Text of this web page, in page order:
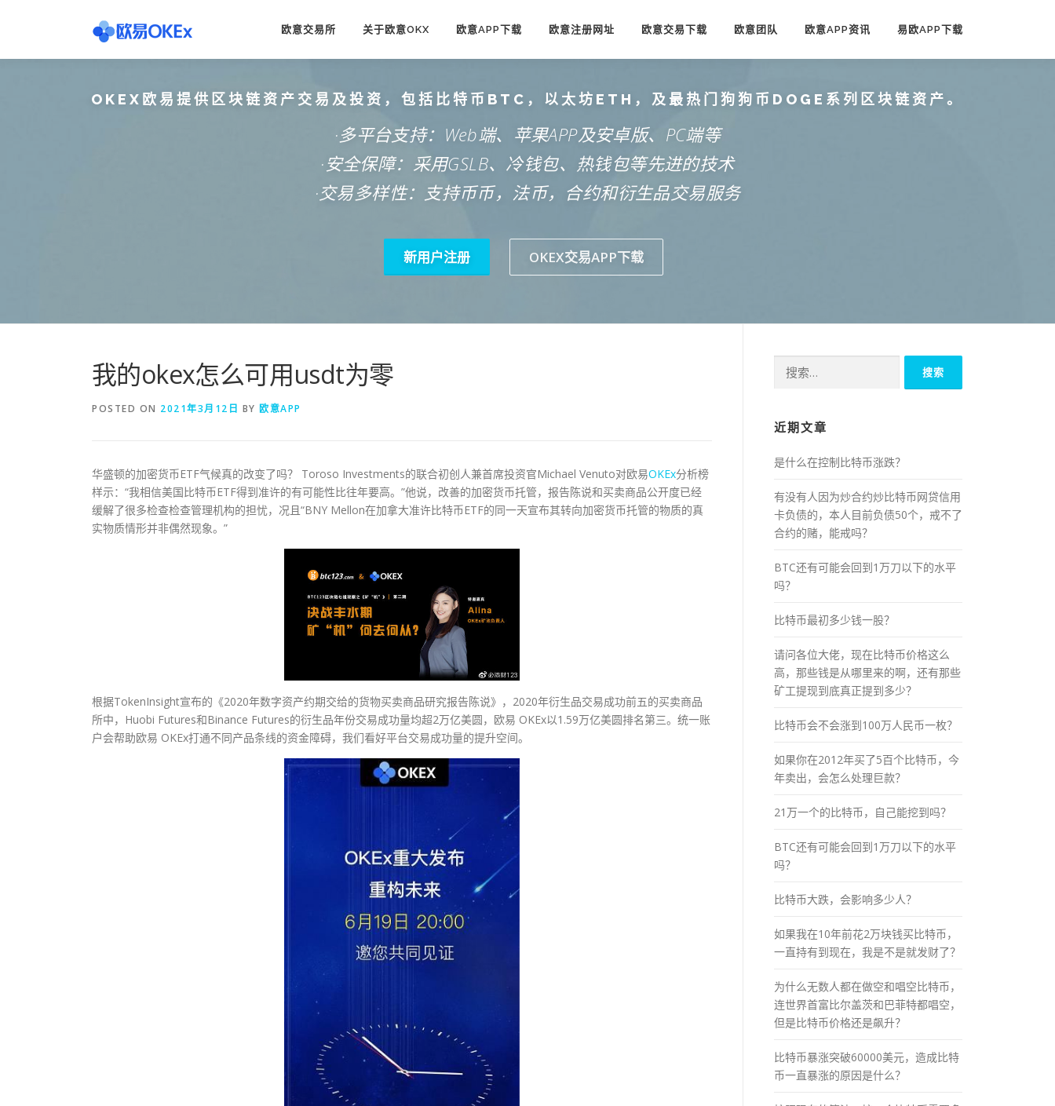
欧意交易所 关于欧意OKX 欧意APP下载 欧意注册网址 欧意交易下载 欧意团队 欧意APP资讯 易欧APP下载
OKEX欧易提供区块链资产交易及投资，包括比特币BTC，以太坊ETH，及最热门狗狗币DOGE系列区块链资产。
·多平台支持：Web端、苹果APP及安卓版、PC端等
·安全保障：采用GSLB、冷钱包、热钱包等先进的技术
·交易多样性：支持币币，法币，合约和衍生品交易服务
新用户注册 OKEX交易APP下载
我的okex怎么可用usdt为零
POSTED ON 2021年3月12日 BY 欧意APP
华盛顿的加密货币ETF气候真的改变了吗？ Toroso Investments的联合初创人兼首席投资官Michael Venuto对欧易OKEx分析榜
样示：“我相信美国比特币ETF得到准许的有可能性比往年要高。”他说，改善的加密货币托管，报告陈说和买卖商品公开度已经
缓解了很多检查检查管理机构的担忧，况且“BNY Mellon在加拿大准许比特币ETF的同一天宣布其转向加密货币托管的物质的真
实物质情形并非偶然现象。”
根据TokenInsight宣布的《2020年数字资产约期交给的货物买卖商品研究报告陈说》，2020年衍生品交易成功前五的买卖商品
所中，Huobi Futures和Binance Futures的衍生品年份交易成功量均超2万亿美圆，欧易 OKEx以1.59万亿美圆排名第三。统一账
户会帮助欧易 OKEx打通不同产品条线的资金障碍，我们看好平台交易成功量的提升空间。
索：
近期文章
是什么在控制比特币涨跌？
有没有人因为炒合约炒比特币网贷信用
卡负债的，本人目前负债50个，戒不了
合约的赌，能戒吗？
BTC还有可能会回到1万刀以下的水平
吗？
比特币最初多少钱一股？
请问各位大佬，现在比特币价格这么
高，那些钱是从哪里来的啊，还有那些
矿工提现到底真正提到多少？
比特币会不会涨到100万人民币一枚？
如果你在2012年买了5百个比特币，今
年卖出，会怎么处理巨款？
21万一个的比特币，自己能挖到吗？
BTC还有可能会回到1万刀以下的水平
吗？
比特币大跌，会影响多少人？
如果我在10年前花2万块钱买比特币，
一直持有到现在，我是不是就发财了？
为什么无数人都在做空和唱空比特币，
连世界首富比尔盖茨和巴菲特都唱空，
但是比特币价格还是飙升？
比特币暴涨突破60000美元，造成比特
币一直暴涨的原因是什么？